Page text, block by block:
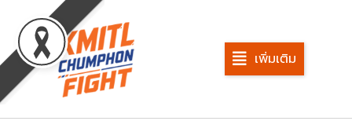
content
เพิ่มเติม